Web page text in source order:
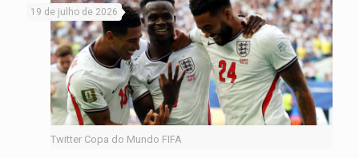
Twitter Copa do Mundo FIFA
19 de julho de 2026